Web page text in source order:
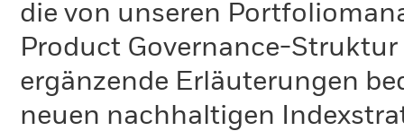
die von unseren
Product Governance-
ergänzende Erläuterungen
neuen nachhaltigen